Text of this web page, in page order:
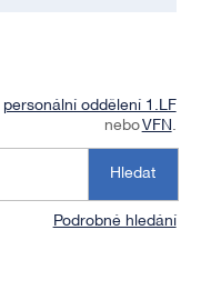
personální oddělení 1.LF
neboVFN .
Hledat
Podrobné hledání